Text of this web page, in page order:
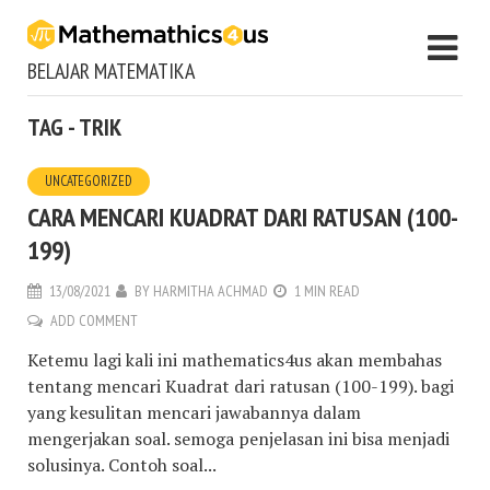
BELAJAR MATEMATIKA
TAG - TRIK
UNCATEGORIZED
CARA MENCARI KUADRAT DARI RATUSAN (100-
199)
13/08/2021 BY HARMITHA ACHMAD
1 MIN READ
ADD COMMENT
Ketemu lagi kali ini mathematics4us akan membahas
tentang mencari Kuadrat dari ratusan (100-199). bagi
yang kesulitan mencari jawabannya dalam
mengerjakan soal. semoga penjelasan ini bisa menjadi
solusinya. Contoh soal...